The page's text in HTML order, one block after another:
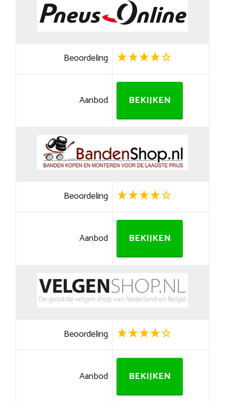
Beoordeling
Aanbod BEKIJKEN
Beoordeling
Aanbod BEKIJKEN
Beoordeling
Aanbod BEKIJKEN